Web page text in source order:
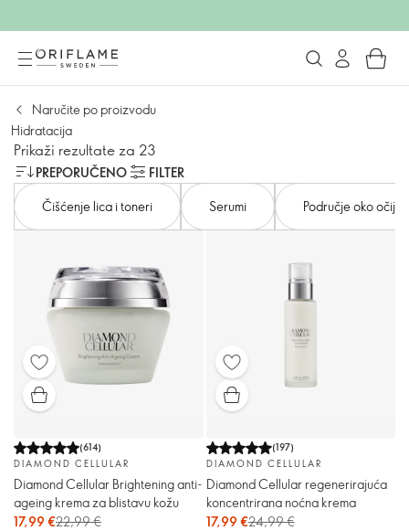
Naručite po proizvodu
Hidratacija
Prikaži rezultate za 23
PREPORUČENO
FILTER
Čišćenje lica i toneri
Serumi Područje oko očiju
(614)
DIAMOND CELLULAR
Diamond Cellular Brightening anti-
ageing krema za blistavu kožu
17,99 €22,99 €
(197)
DIAMOND CELLULAR
Diamond Cellular regenerirajuća
koncentrirana noćna krema
17,99 €24,99 €